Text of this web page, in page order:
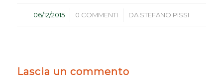
06/12/2015
/ 0 COMMENTI
/ DA STEFANO PISSI
Lascia un commento